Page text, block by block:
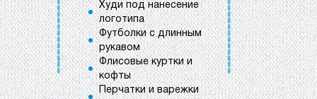
Худи под нанесение
логотипа
Футболки с длинным
рукавом
Флисовые куртки и
кофты
Перчатки и варежки